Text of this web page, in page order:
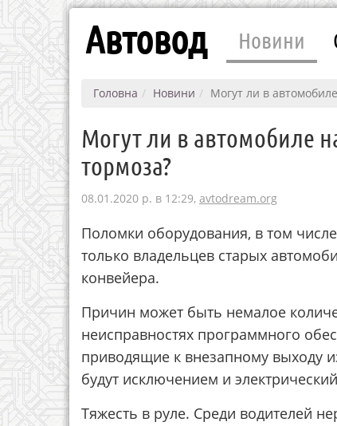
Автовод Новини
Головна Новини Могут ли в
Могут ли в автомобиле
тормоза?
08.01.2020 р. в 12:29, avtodream.org
Поломки оборудования, в том
только владельцев старых
конвейера.
Причин может быть немалое
неисправностях программного
приводящие к внезапному выходу
будут исключением и
Тяжесть в руле. Среди водителей